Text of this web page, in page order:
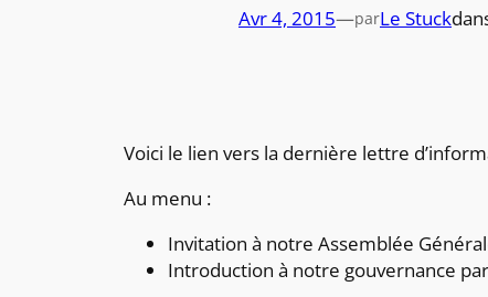
Avr 4, 2015—parLe Stuck
Voici le lien vers la dernière lettre
Au menu :
Invitation à notre Assemblée
Introduction à notre gouvernance